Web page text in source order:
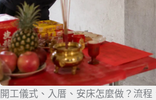
開工儀式、入厝、安床怎麼做？流程